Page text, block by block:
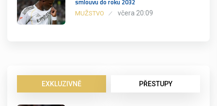
MUŽSTVO včera 20:09
EXKLUZIVNĚ PŘESTUPY